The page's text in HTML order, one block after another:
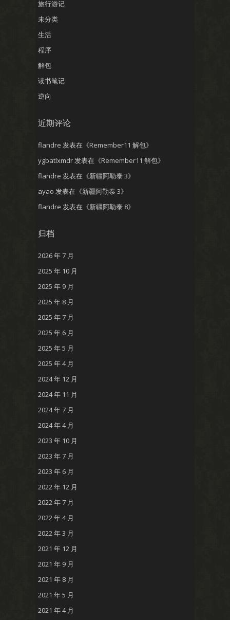
旅行游记
未分类
生活
程序
解包
读书笔记
逆向
近期评论
flandre 发表在《Remember11 解包》
ygbatlxmdr发表在《Remember11 解包》
flandre 发表在《新疆阿勒泰 3》
ayao 发表在《新疆阿勒泰 3》
flandre 发表在《新疆阿勒泰 8》
归档
2026 年 7 月
2025 年 10 月
2025 年 9 月
2025 年 8 月
2025 年 7 月
2025 年 6 月
2025 年 5 月
2025 年 4 月
2024 年 12 月
2024 年 11 月
2024 年 7 月
2024 年 4 月
2023 年 10 月
2023 年 7 月
2023 年 6 月
2022 年 12 月
2022 年 7 月
2022 年 4 月
2022 年 3 月
2021 年 12 月
2021 年 9 月
2021 年 8 月
2021 年 5 月
2021 年 4 月